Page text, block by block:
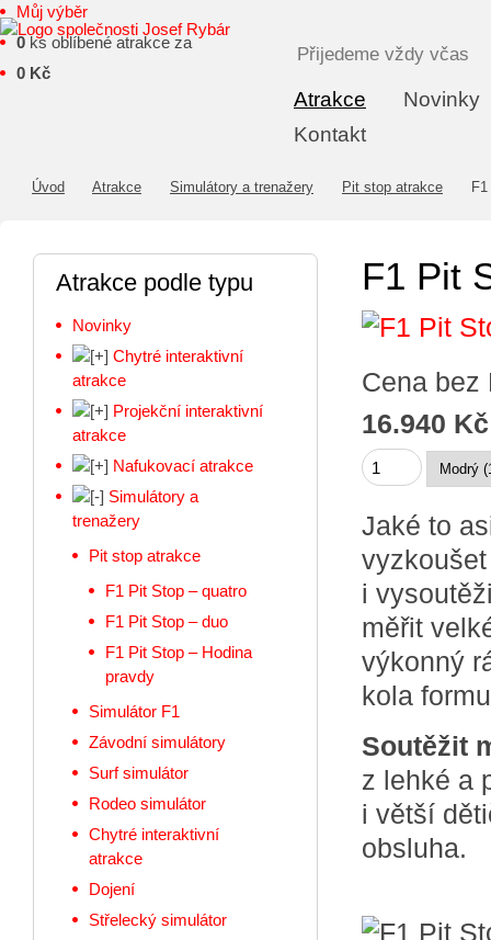
Atrakce
Novinky
Kontakt
Můj výběr
0 ks oblíbené atrakce za
0 Kč
Přijedeme vždy včas
Úvod Atrakce Simulátory a trenažery Pit stop atrakce
F1 Pit
Cena
16.940 Kč
Jaké to
i
měřit
výkonný
kola
Soutěžit
z lehké a
i větší
obsluha.
Atrakce podle typu
Novinky
Chytré interaktivní
atrakce
Projekční interaktivní
atrakce
Nafukovací atrakce
Simulátory a
trenažery
Pit stop atrakce
F1 Pit Stop – quatro
F1 Pit Stop – duo
F1 Pit Stop – Hodina
pravdy
Simulátor F1
Závodní simulátory
Surf simulátor
Rodeo simulátor
Chytré interaktivní
atrakce
Dojení
Střelecký simulátor